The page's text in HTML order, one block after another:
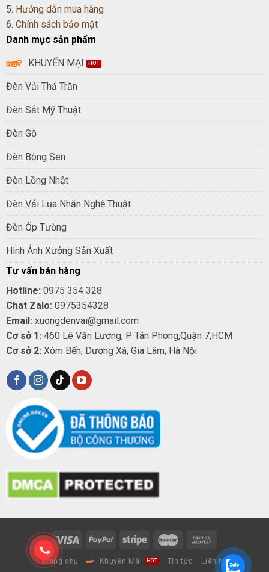
5. Hướng dẫn mua hàng
6. Chính sách bảo mật
Danh mục sản phẩm
KHUYẾN MẠI
Đèn Vải Thả Trần
Đèn Sắt Mỹ Thuật
Đèn Gỗ
Đèn Bông Sen
Đèn Lồng Nhật
Đèn Vải Lụa Nhăn Nghệ Thuật
Đèn Ốp Tường
Hình Ảnh Xưởng Sản Xuất
Tư vấn bán hàng
Hotline: 0975 354 328
Chat Zalo: 0975354328
Email: xuongdenvai@gmail.com
Cơ sở 1: 460 Lê Văn Lương, P. Tân Phong,Quận 7,HCM
Cơ sở 2: Xóm Bến, Dương Xá, Gia Lâm, Hà Nội
Trang chủ Khuyến Mãi Tin tức Liên hệ